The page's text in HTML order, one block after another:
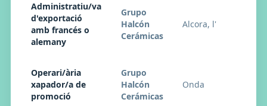
Administratiu/va
d'exportació
amb francés o
alemany
Grupo
Halcón
Cerámicas
Alcora, l'
Operari/ària
xapador/a de
promoció
Grupo
Halcón
Cerámicas
Onda